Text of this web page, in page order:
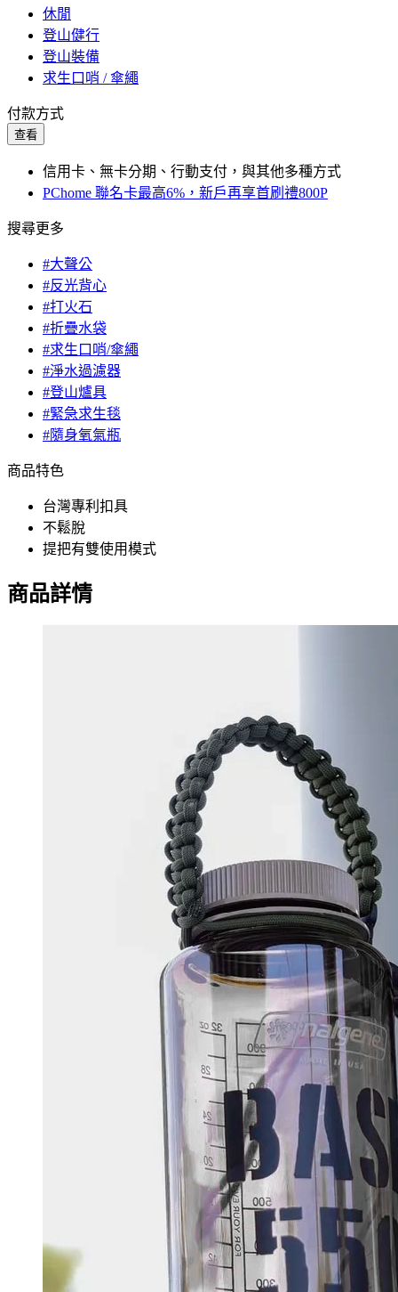
休閒
登山健行
登山裝備
求生口哨 / 傘繩
付款方式
查看
信用卡、無卡分期、行動支付，與其他多種方式
PChome 聯名卡最高6%，新戶再享首刷禮800P
搜尋更多
#大聲公
#反光背心
#打火石
#折疊水袋
#求生口哨/傘繩
#淨水過濾器
#登山爐具
#緊急求生毯
#隨身氧氣瓶
商品特色
台灣專利扣具
不鬆脫
提把有雙使用模式
商品詳情